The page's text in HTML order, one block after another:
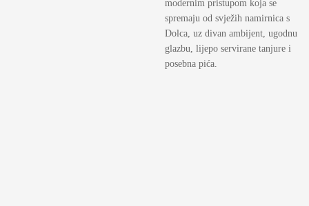
modernim pristupom koja se
spremaju od svježih namirnica s
Dolca, uz divan ambijent, ugodnu
glazbu, lijepo servirane tanjure i
posebna pića.